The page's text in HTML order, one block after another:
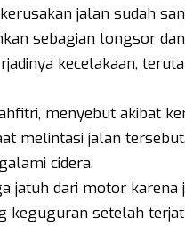
jalan sudah
sebagian longsor
kecelakaan,
menyebut akibat
melintasi jalan
cidera.
jatuh dari motor
keguguran setelah